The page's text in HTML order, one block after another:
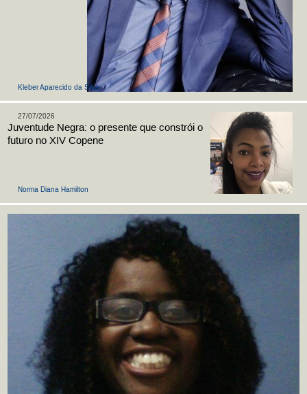
Kleber Aparecido da Silva
Norma Diana Hamilton
27/07/2026
Juventude Negra: o presente que constrói o
futuro no XIV Copene